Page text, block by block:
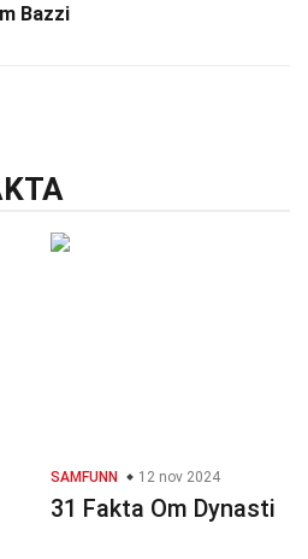
Bazzi
SAMFUNN 12 nov 2024
31 Fakta Om Dynasti